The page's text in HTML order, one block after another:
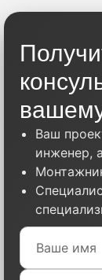
Ваш
инженер,